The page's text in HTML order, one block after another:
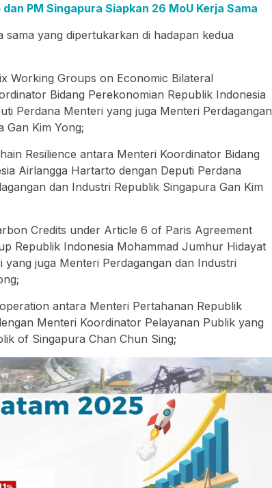
PM Singapura Siapkan 26 MoU Kerja Sama
yang dipertukarkan di hadapan kedua
Working Groups on Economic Bilateral
Bidang Perekonomian Republik Indonesia
Perdana Menteri yang juga Menteri Perdagangan
Gan Kim Yong;
Resilience antara Menteri Koordinator Bidang
Airlangga Hartarto dengan Deputi Perdana
dan Industri Republik Singapura Gan Kim
Credits under Article 6 of Paris Agreement
Republik Indonesia Mohammad Jumhur Hidayat
juga Menteri Perdagangan dan Industri
antara Menteri Pertahanan Republik
Menteri Koordinator Pelayanan Publik yang
of Singapura Chan Chun Sing;